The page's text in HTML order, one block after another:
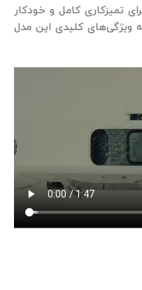
تمیزکاری کامل و خودکار
ویژگی‌های کلیدی این مدل